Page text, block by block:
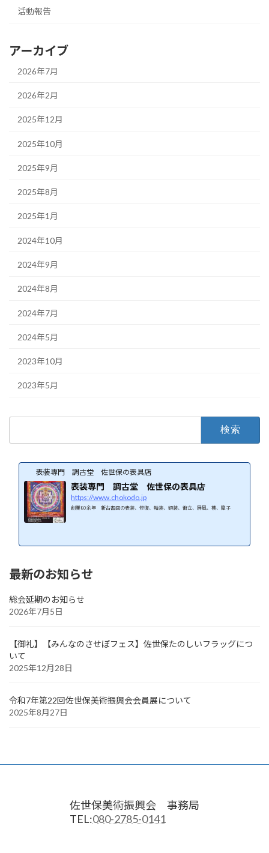
活動報告
アーカイブ
2026年7月
2026年2月
2025年12月
2025年10月
2025年9月
2025年8月
2025年1月
2024年10月
2024年9月
2024年8月
2024年7月
2024年5月
2023年10月
2023年5月
表装専門 調古堂 佐世保の表具店
表装専門 調古堂 佐世保の表具店
https://www.chokodo.jp
創業80余年 新古書画の表装、修復、軸装、額装、衝立、屏風、襖、障子
最新のお知らせ
総会延期のお知らせ
2026年7月5日
【御礼】【みんなのさせぼフェス】佐世保たのしいフラッグにつ
いて
2025年12月28日
令和7年第22回佐世保美術振興会会員展について
2025年8月27日
佐世保美術振興会 事務局
TEL:080-2785-0141